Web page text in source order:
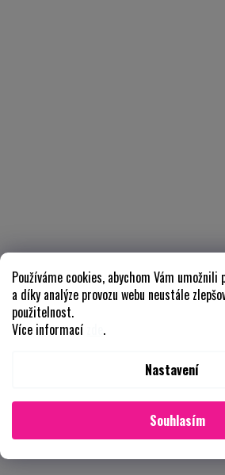
Používáme cookies, abychom Vám umožnili
a díky analýze provozu webu neustále
použitelnost.
Více informací
.
Nastavení
Souhlasím